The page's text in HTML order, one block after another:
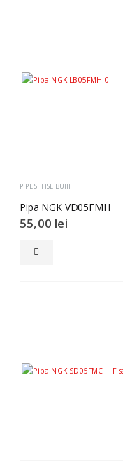
PIPE SI FISE BUJII
Pipa NGK VD05FMH
55,00 lei